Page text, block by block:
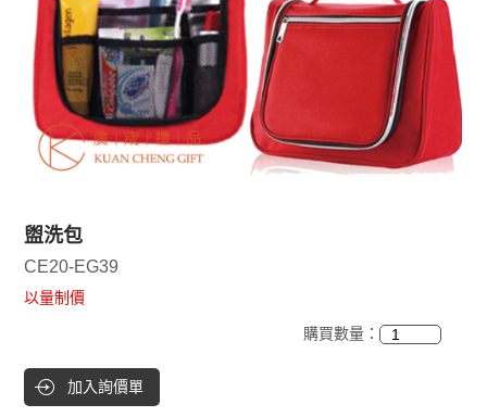
盥洗包
CE20-EG39
以量制價
購買數量：
加入詢價單